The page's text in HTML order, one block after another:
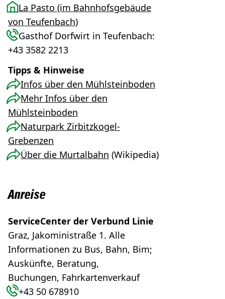
La Pasto (im Bahnhofsgebäude
von Teufenbach)
Gasthof Dorfwirt in Teufenbach:
+43 3582 2213
Tipps & Hinweise
Infos über den Mühlsteinboden
Mehr Infos über den
Mühlsteinboden
Naturpark Zirbitzkogel-
Grebenzen
Über die Murtalbahn (Wikipedia)
Anreise
ServiceCenter der Verbund Linie
Graz, Jakoministraße 1. Alle
Informationen zu Bus, Bahn, Bim;
Auskünfte, Beratung,
Buchungen, Fahrkartenverkauf
+43 50 678910